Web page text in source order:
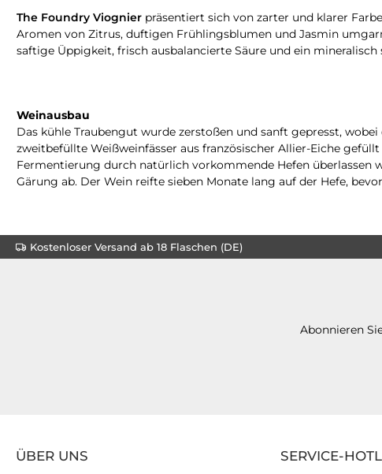
The Foundry Viognier präsentiert sich von zarter und klarer
Aromen von Zitrus, duftigen Frühlingsblumen und Jasmin
saftige Üppigkeit, frisch ausbalancierte Säure und ein
Weinausbau
Das kühle Traubengut wurde zerstoßen und sanft gepresst,
zweitbefüllte Weißweinfässer aus französischer Allier-Eiche
Fermentierung durch natürlich vorkommende Hefen überlassen
Gärung ab. Der Wein reifte sieben Monate lang auf der Hefe,
Kostenloser Versand ab 18 Flaschen (DE)
Abonnieren
SERVICE-
ÜBER UNS